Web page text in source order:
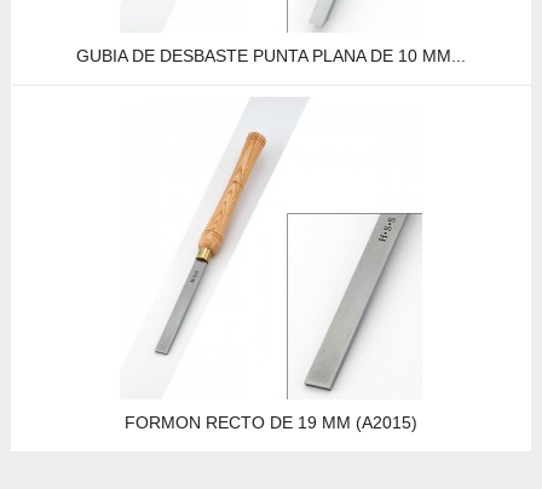
GUBIA DE DESBASTE PUNTA PLANA DE 10 MM...
FORMON RECTO DE 19 MM (A2015)